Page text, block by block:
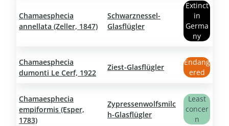
Chamaesphecia
annellata (Zeller, 1847)
Schwarznessel-
Glasflügler
Extinct
in
Germa
ny
Chamaesphecia
dumonti Le Cerf, 1922
Ziest-Glasflügler
Endang
ered
Chamaesphecia
empiformis (Esper,
1783)
Zypressenwolfsmilc
h-Glasflügler
Least
concer
n